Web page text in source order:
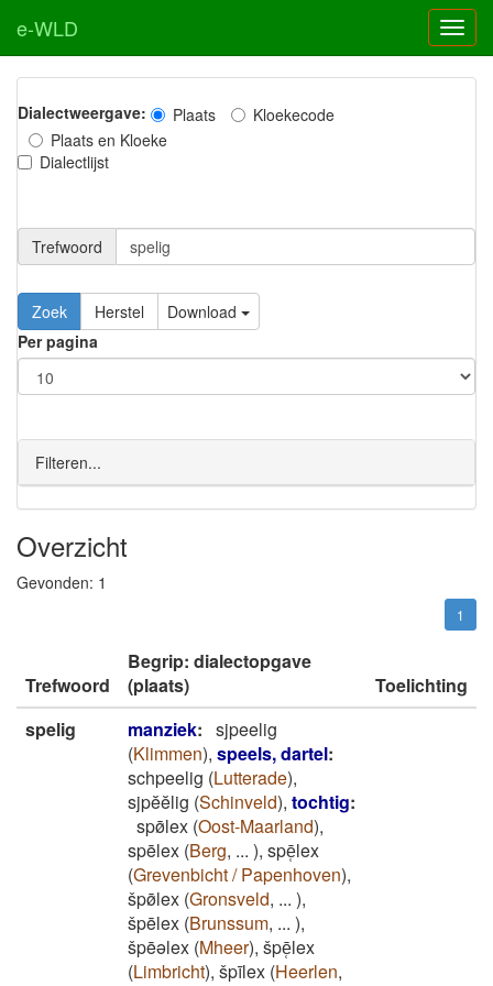
e-WLD
Dialectweergave: Plaats
Kloekecode
Plaats en Kloeke
Dialectlijst
Trefwoord
Download
Per pagina
Filteren...
Overzicht
Gevonden: 1
1
Trefwoord
Begrip: dialectopgave
(plaats)
Toelichting
spelig
manziek: sjpeelig
(Klimmen), speels, dartel:
schpeelig (Lutterade),
sjpĕĕlig (Schinveld), tochtig:
spø̄lex (Oost-Maarland),
spēlex (Berg, ... ), spē̜lex
(Grevenbicht / Papenhoven),
špø̄lex (Gronsveld, ... ),
špēlex (Brunssum, ... ),
špēǝlex (Mheer), špē̜lex
(Limbricht), špīlex (Heerlen,